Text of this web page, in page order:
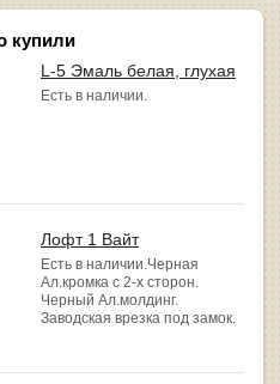
купили
L-5 Эмаль белая, глухая
Есть в наличии.
Лофт 1 Вайт
Есть в наличии.Черная
Ал.кромка с 2-х сторон.
Черный Ал.молдинг.
Заводская врезка под замок.